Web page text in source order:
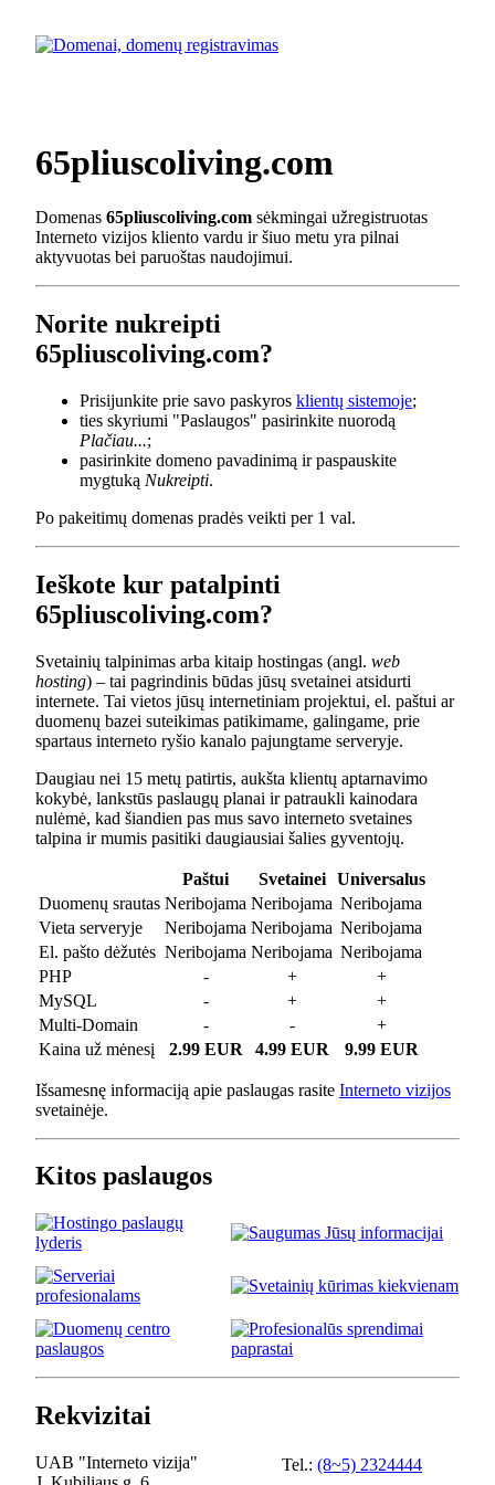
65pliuscoliving.com
Domenas 65pliuscoliving.com sėkmingai užregistruotas
Interneto vizijos kliento vardu ir šiuo metu yra pilnai
aktyvuotas bei paruoštas naudojimui.
Norite nukreipti
65pliuscoliving.com?
Prisijunkite prie savo paskyros klientų sistemoje;
ties skyriumi "Paslaugos" pasirinkite nuorodą
Plačiau...;
pasirinkite domeno pavadinimą ir paspauskite
mygtuką Nukreipti.
Po pakeitimų domenas pradės veikti per 1 val.
Ieškote kur patalpinti
65pliuscoliving.com?
Svetainių talpinimas arba kitaip hostingas (angl. web
hosting) – tai pagrindinis būdas jūsų svetainei atsidurti
internete. Tai vietos jūsų internetiniam projektui, el. paštui ar
duomenų bazei suteikimas patikimame, galingame, prie
spartaus interneto ryšio kanalo pajungtame serveryje.
Daugiau nei 15 metų patirtis, aukšta klientų aptarnavimo
kokybė, lankstūs paslaugų planai ir patraukli kainodara
nulėmė, kad šiandien pas mus savo interneto svetaines
talpina ir mumis pasitiki daugiausiai šalies gyventojų.
Paštui Svetainei
Universalus
Duomenų srautas Neribojama Neribojama Neribojama
Vieta serveryje
Neribojama Neribojama Neribojama
El. pašto dėžutės Neribojama Neribojama Neribojama
PHP
- +
+
MySQL
- +
+
Multi-Domain
- -
+
Kaina už mėnesį
2.99 EUR 4.99 EUR 9.99 EUR
Išsamesnę informaciją apie paslaugas rasite Interneto vizijos
svetainėje.
Kitos paslaugos
Rekvizitai
UAB "Interneto vizija"
Tel.: (8~5) 2324444